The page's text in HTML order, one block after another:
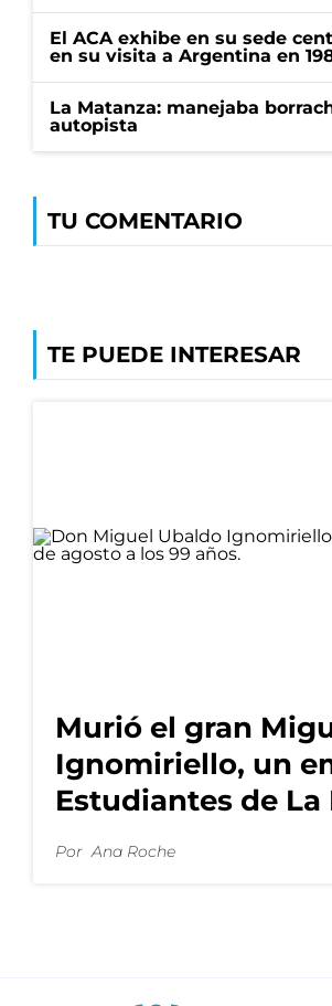
El ACA exhibe en su sede
en su visita a Argentina en
La Matanza: manejaba
autopista
TU COMENTARIO
TE PUEDE INTERESAR
Murió el gran
Ignomiriello, un
Estudiantes de La
Por Ana Roche